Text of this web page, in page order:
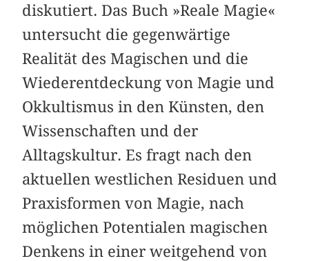
diskutiert. Das Buch »Reale Magie«
untersucht die gegenwärtige
Realität des Magischen und die
Wiederentdeckung von Magie und
Okkultismus in den Künsten, den
Wissenschaften und der
Alltagskultur. Es fragt nach den
aktuellen westlichen Residuen und
Praxisformen von Magie, nach
möglichen Potentialen magischen
Denkens in einer weitgehend von